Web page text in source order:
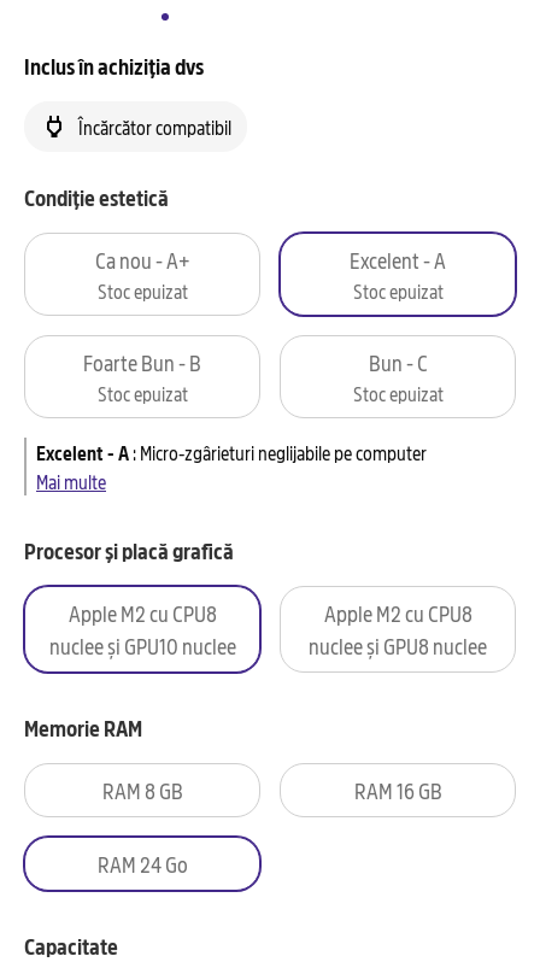
Inclus în achiziția dvs
Încărcător compatibil
Condiție estetică
Ca nou - A+
Stoc epuizat
Excelent - A
Stoc epuizat
Foarte Bun - B
Stoc epuizat
Bun - C
Stoc epuizat
Excelent - A:Micro-zgârieturi neglijabile pe computer
Mai multe
Procesor și placă grafică
Apple M2 cu CPU8
nuclee și GPU10 nuclee
Apple M2 cu CPU8
nuclee și GPU8 nuclee
Memorie RAM
RAM 8 GB RAM 16 GB
RAM 24 Go
Capacitate